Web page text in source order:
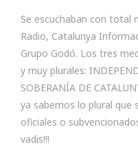
Se escuchaban con total
Radio, Catalunya
Grupo Godó. Los tres
y muy plurales:
SOBERANÍA DE
ya sabemos lo plural
oficiales o
vadis!!!